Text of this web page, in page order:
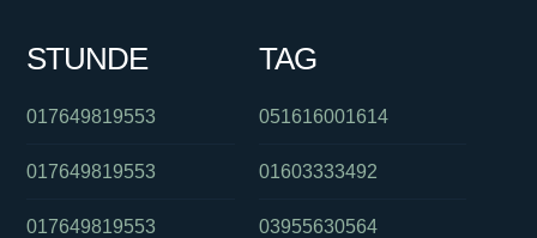
STUNDE
017649819553
017649819553
017649819553
TAG
051616001614
01603333492
03955630564